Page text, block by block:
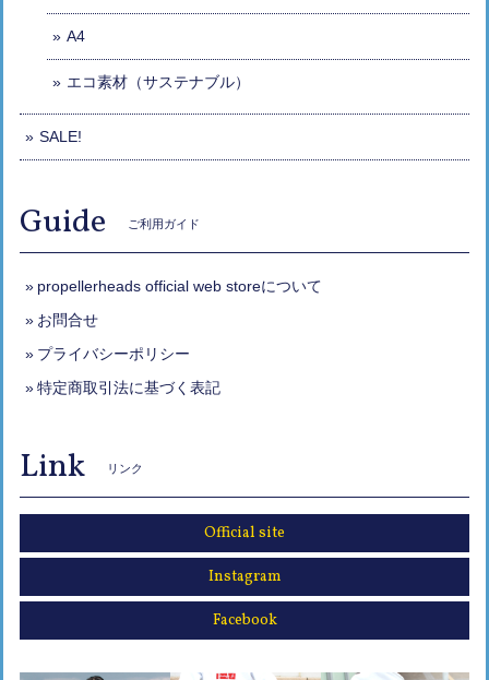
A4
エコ素材（サステナブル）
SALE!
Guide ご利用ガイド
propellerheads official web storeについて
お問合せ
プライバシーポリシー
特定商取引法に基づく表記
Link リンク
Official site
Instagram
Facebook